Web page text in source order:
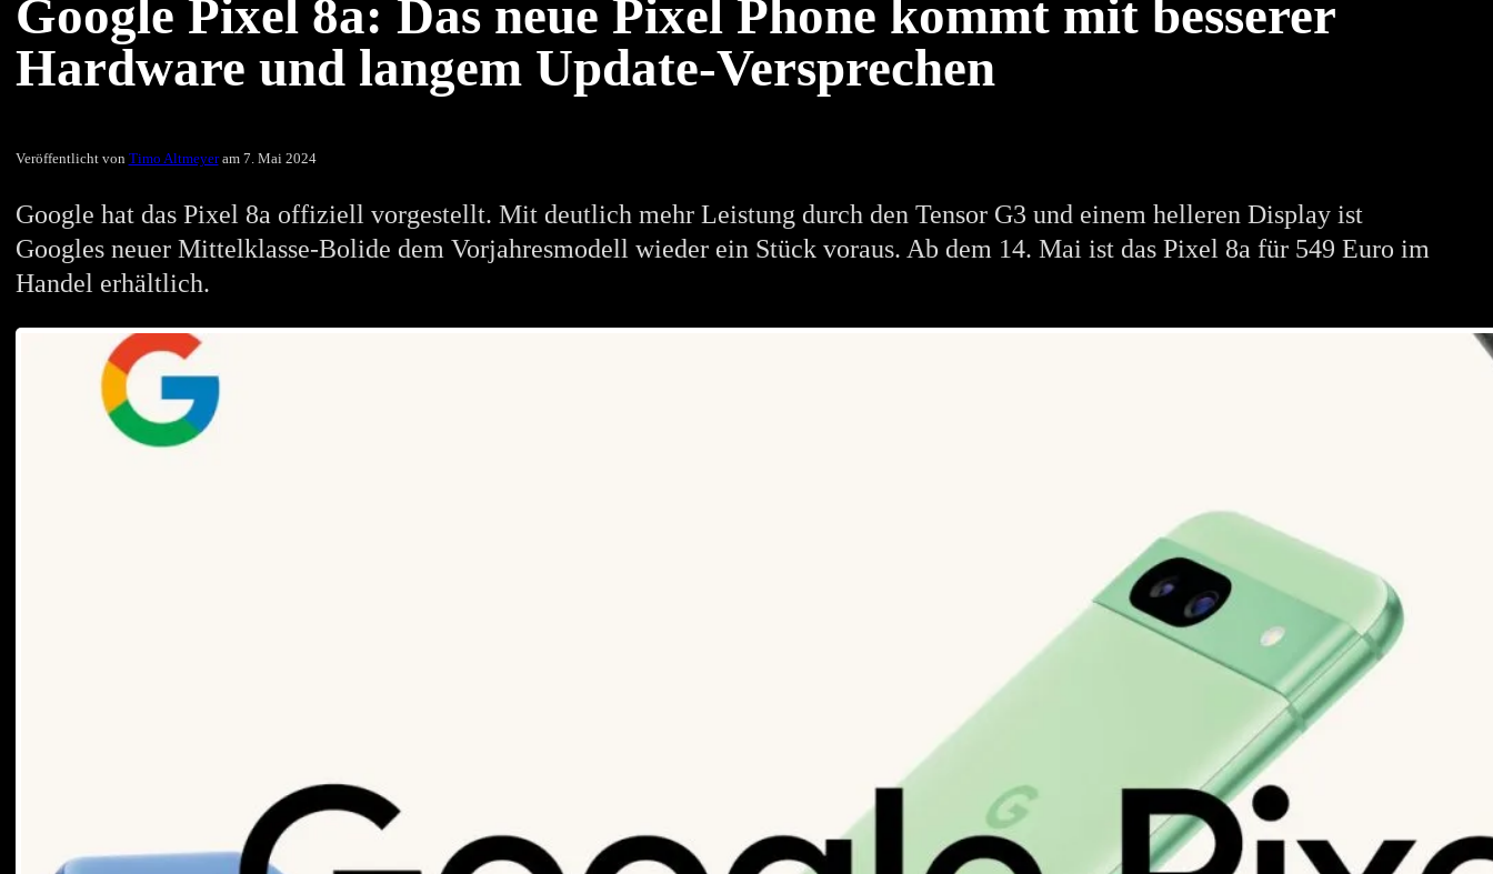
Google Pixel 8a: Das neue Pixel Phone kommt mit besserer
Hardware und langem Update-Versprechen
Veröffentlicht von Timo Altmeyeram 7. Mai 2024
Google hat das Pixel 8a offiziell vorgestellt. Mit deutlich mehr Leistung durch den Tensor G3 und einem helleren Display ist
Googles neuer Mittelklasse-Bolide dem Vorjahresmodell wieder ein Stück voraus. Ab dem 14. Mai ist das Pixel 8a für 549 Euro im
Handel erhältlich.